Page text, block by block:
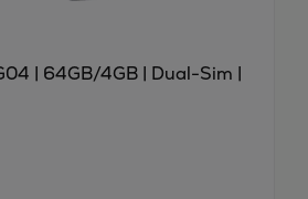
| 64GB/4GB | Dual-Sim |